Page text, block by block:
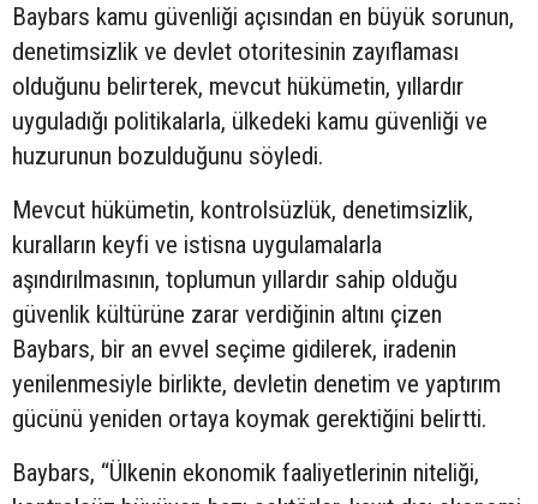
Baybars kamu güvenliği açısından en büyük sorunun,
denetimsizlik ve devlet otoritesinin zayıflaması
olduğunu belirterek, mevcut hükümetin, yıllardır
uyguladığı politikalarla, ülkedeki kamu güvenliği ve
huzurunun bozulduğunu söyledi.
Mevcut hükümetin, kontrolsüzlük, denetimsizlik,
kuralların keyfi ve istisna uygulamalarla
aşındırılmasının, toplumun yıllardır sahip olduğu
güvenlik kültürüne zarar verdiğinin altını çizen
Baybars, bir an evvel seçime gidilerek, iradenin
yenilenmesiyle birlikte, devletin denetim ve yaptırım
gücünü yeniden ortaya koymak gerektiğini belirtti.
Baybars, “Ülkenin ekonomik faaliyetlerinin niteliği,